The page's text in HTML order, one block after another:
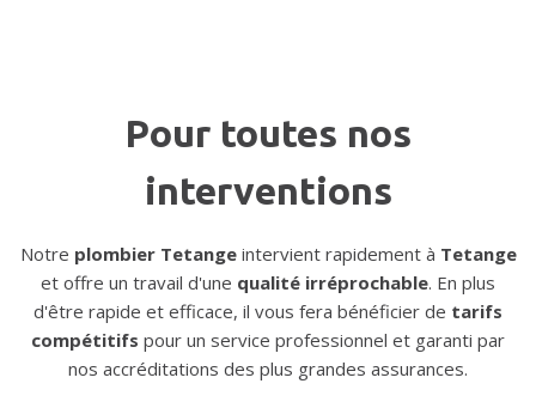
Pour toutes nos
interventions
Notre plombier Tetangeintervient rapidement à Tetange
et offre un travail d'une qualité irréprochable. En plus
d'être rapide et efficace, il vous fera bénéficier de tarifs
compétitifs pour un service professionnel et garanti par
nos accréditations des plus grandes assurances.